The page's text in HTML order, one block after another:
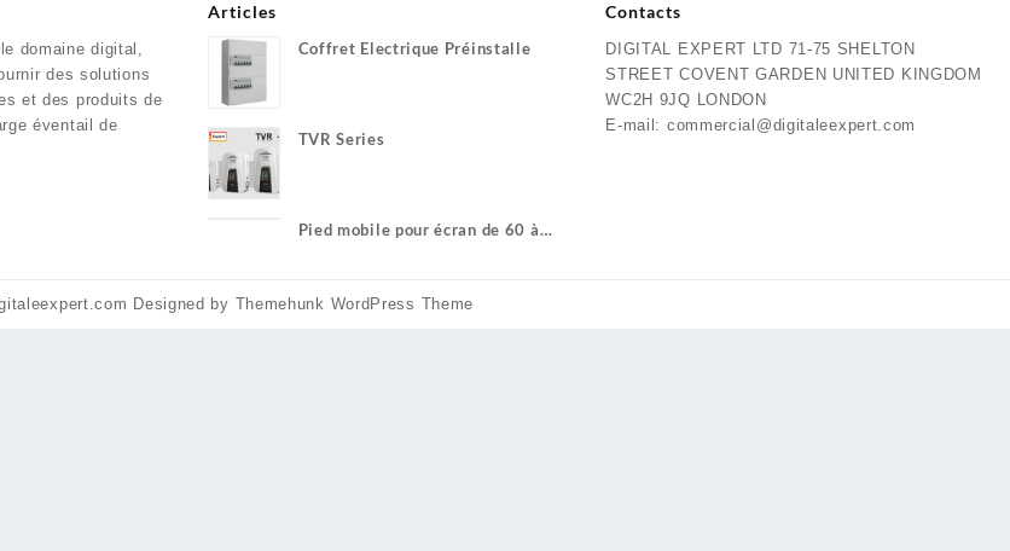
domaine digital,
des solutions
et des produits de
éventail de
Articles
Coffret Electrique Préinstalle
TVR Series
Pied mobile pour écran de 60 à
Contacts
DIGITAL EXPERT LTD 71-75 SHELTON
STREET COVENT GARDEN UNITED KINGDOM
WC2H 9JQ LONDON
E-mail: commercial@digitaleexpert.com
Designed by Themehunk WordPress Theme